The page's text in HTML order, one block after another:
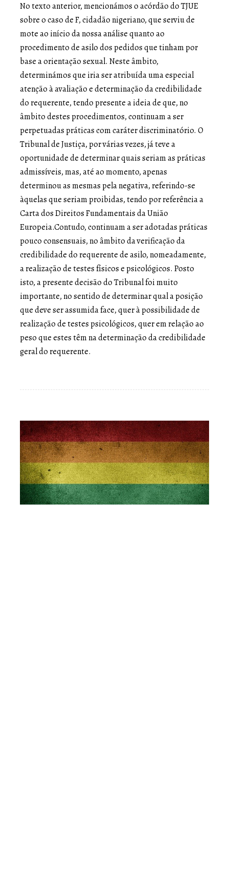
No texto anterior, mencionámos o acórdão do TJUE
sobre o caso de F, cidadão nigeriano, que serviu de
mote ao início da nossa análise quanto ao
procedimento de asilo dos pedidos que tinham por
base a orientação sexual. Neste âmbito,
determinámos que iria ser atribuída uma especial
atenção à avaliação e determinação da credibilidade
do requerente, tendo presente a ideia de que, no
âmbito destes procedimentos, continuam a ser
perpetuadas práticas com caráter discriminatório. O
Tribunal de Justiça, por várias vezes, já teve a
oportunidade de determinar quais seriam as práticas
admissíveis, mas, até ao momento, apenas
determinou as mesmas pela negativa, referindo-se
àquelas que seriam proibidas, tendo por referência a
Carta dos Direitos Fundamentais da União
Europeia.Contudo, continuam a ser adotadas práticas
pouco consensuais, no âmbito da verificação da
credibilidade do requerente de asilo, nomeadamente,
a realização de testes físicos e psicológicos. Posto
isto, a presente decisão do Tribunal foi muito
importante, no sentido de determinar qual a posição
que deve ser assumida face, quer à possibilidade de
realização de testes psicológicos, quer em relação ao
peso que estes têm na determinação da credibilidade
geral do requerente.